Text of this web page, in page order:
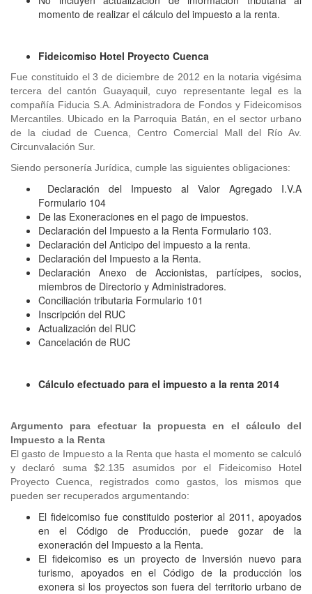
momento de realizar el cálculo del impuesto a la renta.
Fideicomiso Hotel Proyecto Cuenca
Fue constituido el 3 de diciembre de 2012 en la notaria vigésima
tercera del cantón Guayaquil, cuyo representante legal es la
compañía Fiducia S.A. Administradora de Fondos y Fideicomisos
Mercantiles. Ubicado en la Parroquia Batán, en el sector urbano
de la ciudad de Cuenca, Centro Comercial Mall del Río Av.
Circunvalación Sur.
Siendo personería Jurídica, cumple las siguientes obligaciones:
Declaración del Impuesto al Valor Agregado I.V.A
Formulario 104
De las Exoneraciones en el pago de impuestos.
Declaración del Impuesto a la Renta Formulario 103.
Declaración del Anticipo del impuesto a la renta.
Declaración del Impuesto a la Renta.
Declaración Anexo de Accionistas, partícipes, socios,
miembros de Directorio y Administradores.
Conciliación tributaria Formulario 101
Inscripción del RUC
Actualización del RUC
Cancelación de RUC
Cálculo efectuado para el impuesto a la renta 2014
Argumento para efectuar la propuesta en el cálculo del
Impuesto a la Renta
El gasto de Impuesto a la Renta que hasta el momento se calculó
y declaró suma $2.135 asumidos por el Fideicomiso Hotel
Proyecto Cuenca, registrados como gastos, los mismos que
pueden ser recuperados argumentando:
El fideicomiso fue constituido posterior al 2011, apoyados
en el Código de Producción, puede gozar de la
exoneración del Impuesto a la Renta.
El fideicomiso es un proyecto de Inversión nuevo para
turismo, apoyados en el Código de la producción los
exonera si los proyectos son fuera del territorio urbano de